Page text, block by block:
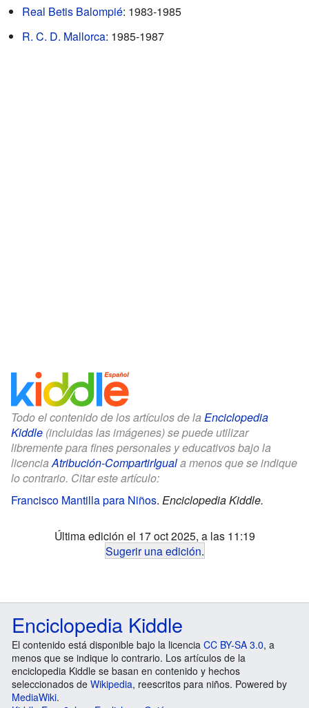
Real Betis Balompié: 1983-1985
R. C. D. Mallorca: 1985-1987
Todo el contenido de los artículos de la Enciclopedia
Kiddle (incluidas las imágenes) se puede utilizar
libremente para fines personales y educativos bajo la
licenciaAtribución-CompartirIguala menos que se indique
lo contrario. Citar este artículo:
Francisco Mantilla para Niños. Enciclopedia Kiddle.
Última edición el 17 oct 2025, a las 11:19
Sugerir una edición.
Enciclopedia Kiddle
El contenido está disponible bajo la licencia CC BY-SA 3.0, a
menos que se indique lo contrario. Los artículos de la
enciclopedia Kiddle se basan en contenido y hechos
seleccionados de Wikipedia, reescritos para niños. Powered by
MediaWiki.